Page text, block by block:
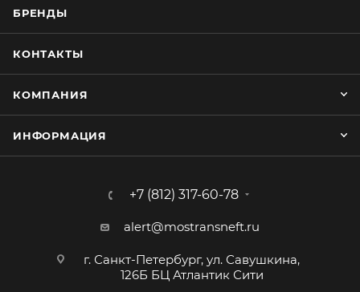
БРЕНДЫ
КОНТАКТЫ
КОМПАНИЯ
ИНФОРМАЦИЯ
+7 (812) 317-60-78
alert@mostransneft.ru
г. Санкт-Петербург, ул. Савушкина,
126Б БЦ Атлантик Сити